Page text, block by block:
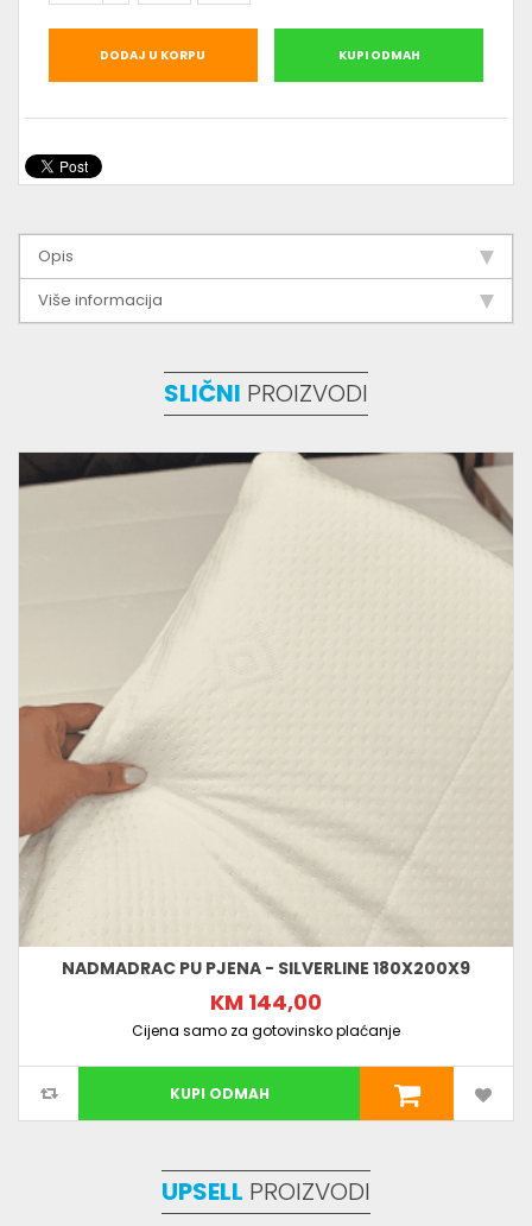
DODAJ U KORPU KUPI ODMAH
Opis
Više informacija
SLIČNI PROIZVODI
NADMADRAC PU PJENA - SILVERLINE 180X200X9
KM 144,00
Cijena samo za gotovinsko plaćanje
KUPI ODMAH
UPSELL PROIZVODI